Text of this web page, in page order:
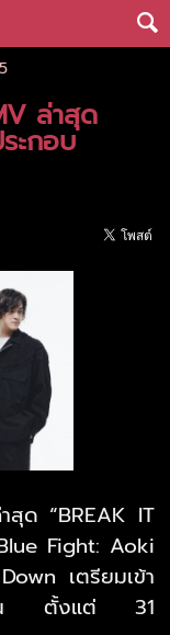
ล่าสุด
ะกอบ
สุด “BREAK IT
Fight: Aoki
เตรียมเข้า
ญี่ปุ่น ตั้งแต่ 31